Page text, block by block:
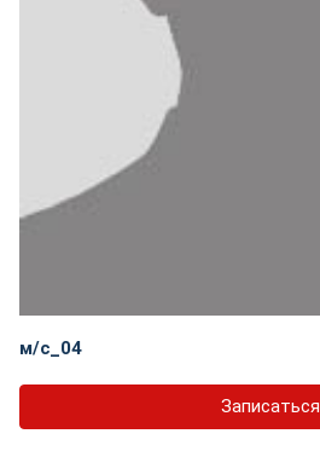
м/с_04
Записаться